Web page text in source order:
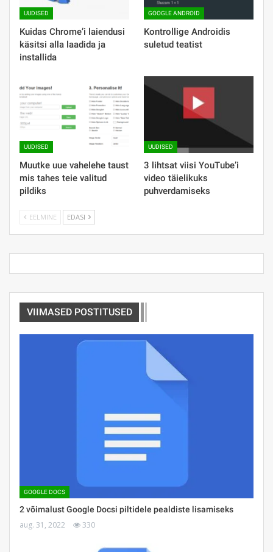
UUDISED
Kuidas Chrome’i laiendusi
käsitsi alla laadida ja
installida
GOOGLE ANDROID
Kontrollige Androidis
suletud teatist
UUDISED
Muutke uue vahelehe taust
mis tahes teie valitud
pildiks
UUDISED
3 lihtsat viisi YouTube’i
video täielikuks
puhverdamiseks
EELMINE EDASI
VIIMASED POSTITUSED
GOOGLE DOCS
2 võimalust Google Docsi piltidele pealdiste lisamiseks
aug. 31, 2022 330